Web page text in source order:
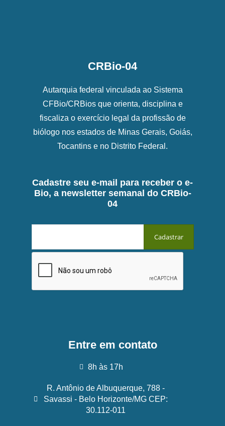
CRBio-04
Autarquia federal vinculada ao Sistema
CFBio/CRBios que orienta, disciplina e
fiscaliza o exercício legal da profissão de
biólogo nos estados de Minas Gerais, Goiás,
Tocantins e no Distrito Federal.
Cadastre seu e-mail para receber o e-
Bio, a newsletter semanal do CRBio-
04
Entre em contato
8h às 17h
R. Antônio de Albuquerque, 788 -
Savassi - Belo Horizonte/MG CEP:
30.112-011